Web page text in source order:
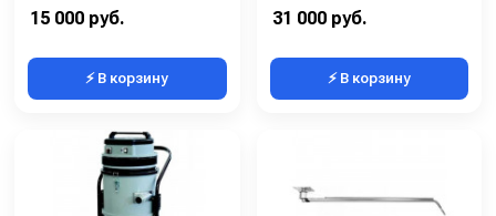
15 000 руб.
⚡ В корзину
31 000 руб.
⚡ В корзину